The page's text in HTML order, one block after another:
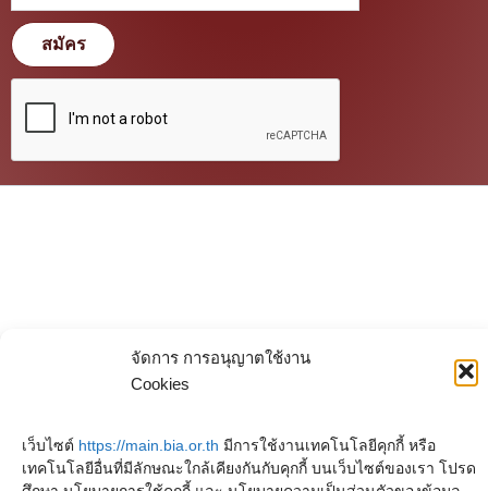
จัดการ การอนุญาตใช้งาน
Cookies
เว็บไซต์ https://main.bia.or.th มีการใช้งานเทคโนโลยีคุกกี้ หรือ
เทคโนโลยีอื่นที่มีลักษณะใกล้เคียงกันกับคุกกี้ บนเว็บไซต์ของเรา โปรด
สมัคร